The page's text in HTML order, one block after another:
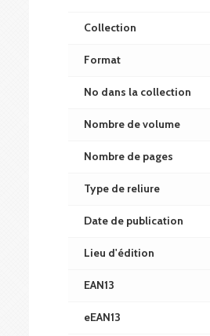
Collection
Format
No dans la collection
Nombre de volume
Nombre de pages
Type de reliure
Date de publication
Lieu d'édition
EAN13
eEAN13